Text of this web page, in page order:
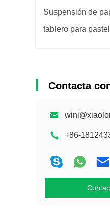
Suspensión de
tablero para
Contacta
+86-